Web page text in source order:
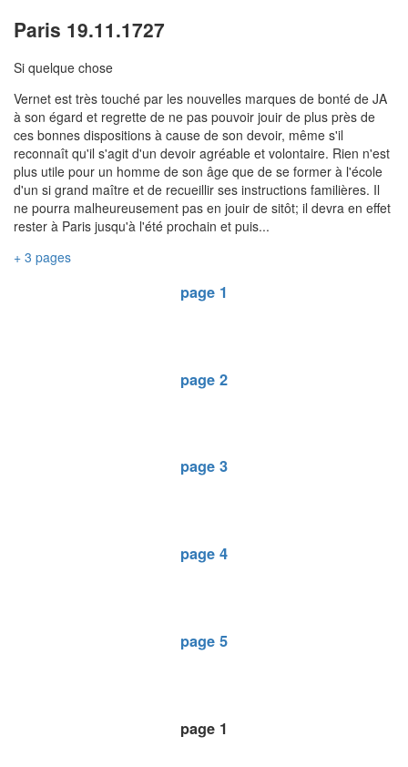
Paris 19.11.1727
Si quelque chose
Vernet est très touché par les nouvelles marques de bonté de JA
à son égard et regrette de ne pas pouvoir jouir de plus près de
ces bonnes dispositions à cause de son devoir, même s'il
reconnaît qu'il s'agit d'un devoir agréable et volontaire. Rien n'est
plus utile pour un homme de son âge que de se former à l'école
d'un si grand maître et de recueillir ses instructions familières. Il
ne pourra malheureusement pas en jouir de sitôt; il devra en effet
rester à Paris jusqu'à l'été prochain et puis...
+ 3 pages
page 1
page 2
page 3
page 4
page 5
page 1